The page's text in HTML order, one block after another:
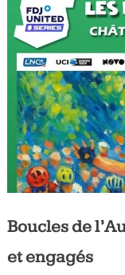
Boucles de
et engagés